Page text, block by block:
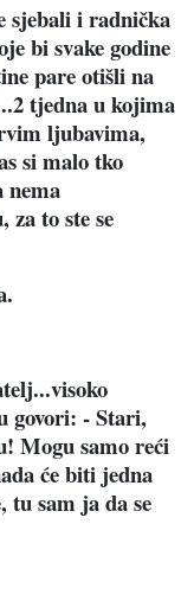
sjebali i radnička
bi svake godine
pare otišli na
tjedna u kojima
ljubavima,
si malo tko
nema
to ste se
govori: - Stari,
Mogu samo reći
će biti jedna
tu sam ja da se